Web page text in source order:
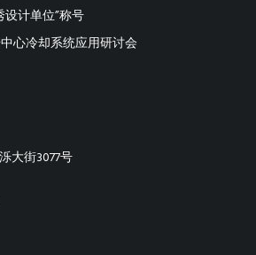
计单位”称号
心冷却系统应用研讨会
大街3077号